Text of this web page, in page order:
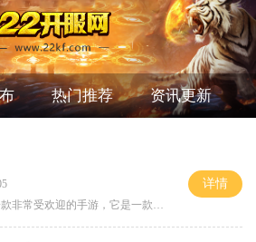
热门推荐 资讯更新
《传奇sf》是一款非常受欢迎的手游，它是一款充满传奇故事和刺激游戏玩法的网络游戏。无论是对于老玩家还是新玩家来说，这款游戏都为你带来无限的游戏乐趣和回忆。让我们来介绍
详情